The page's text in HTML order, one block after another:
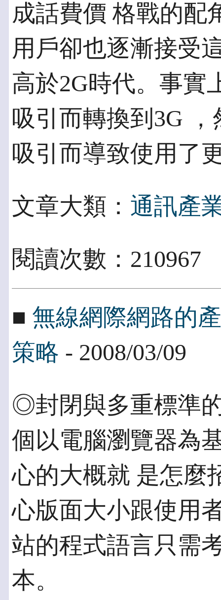
成話費價 格戰的配
用戶卻也逐漸接受
高於2G時代。事實
吸引而轉換到3G
吸引而導致使用了
文章大類： 通訊產
閱讀次數：
■ 無線網際網路的
策略 - 2008/03/09
◎封閉與多重標準
個以電腦瀏覽器為
心的大概就 是怎麼
心版面大小跟使用
站的程式語言只需
本。